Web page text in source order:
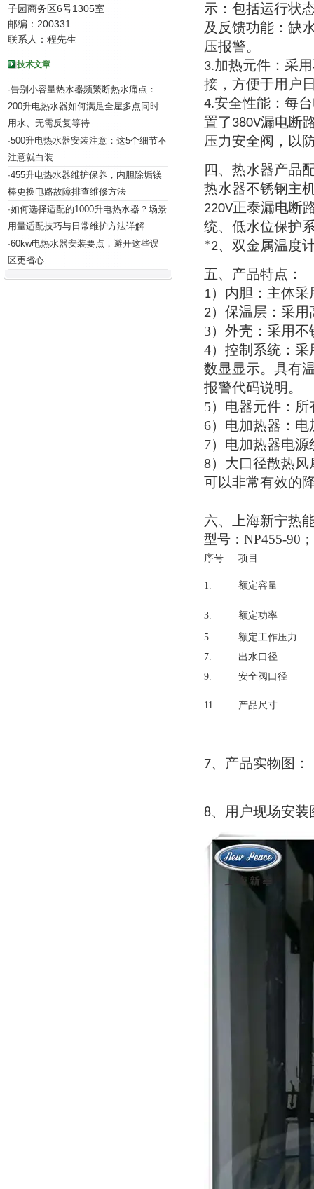
子园商务区6号1305室
邮编：200331
联系人：程先生
技术文章
·告别小容量热水器频繁断热水痛点：
200升电热水器如何满足全屋多点同时
用水、无需反复等待
·500升电热水器安装注意：这5个细节不
注意就白装
·455升电热水器维护保养，内胆除垢镁
棒更换电路故障排查维修方法
·如何选择适配的1000升电热水器？场景
用量适配技巧与日常维护方法详解
·60kw电热水器安装要点，避开这些误
区更省心
示 ： 包括运行状
及反馈功能 ： 缺
压报警。
3.加热元件 ： 采
接 ， 方便于用户
4.安全性能 ： 每
置了 380V漏电断
压力安全阀 ， 以
四 、 热水器产品
热水器不锈钢主
220V正泰漏电断
统、 低水位保护
*2、 双金属温度
五、 产品特点 ：
1） 内胆 ： 主体采
2） 保温层 ： 采用
3） 外壳 ： 采用不
4） 控制系统 ： 采
数显显示。 具有
报警代码说明 。
5） 电器元件 ： 所
6） 电加热器 ： 电
7） 电加热器电源
8） 大口径散热风
可以非常有效的
六、 上海新宁热
型号 ：NP455-90；
序号 项目
1. 额定容量
3. 额定功率
5.
额定工作压力
7.
出水口径
9.
安全阀口径
11. 产品尺寸
7、 产品实物图 ：
8、 用户现场安装